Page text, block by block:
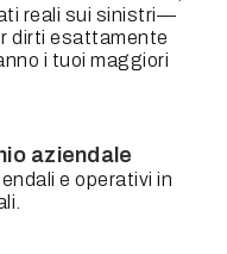
reali sui sinistri—
dirti esattamente
i tuoi maggiori
aziendale
e operativi in